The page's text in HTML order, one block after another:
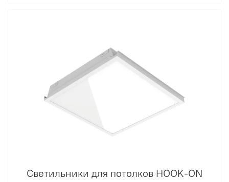
Светильники для потолков HOOK-ON